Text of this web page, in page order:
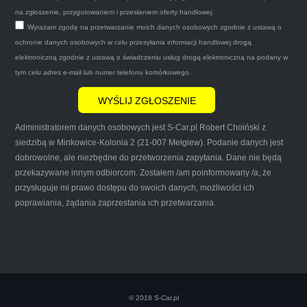
zapakował auto wypisał dokumenty i wypłacił
gotówkę.Zdecydowanie mogę polecić tą firmę
mnie do skorzystania z ich usług przekonało to
że są na FACEBOOKU i każdy tam może
wyrazić opinię na ich temat.
Iwona Górska
naprawde ludzki, nie zdziera, nie oszukuje.
na zgłoszenie, przygotowaniem i przesłaniem oferty handlowej.
Wyrażam zgodę na przetwarzanie moich danych osobowych zgodnie z ustawą o
ochronie danych osobowych w celu przesyłania informacji handlowej drogą
elektroniczną zgodnie z ustawą o świadczeniu usług drogą elektroniczną na podany w
tym celu adres e-mail lub numer telefonu komórkowego.
Administratorem danych osobowych jest S-Car.pl Robert Choiński z
siedzibą w Minkowice-Kolonia 2 (21-007 Mełgiew). Podanie danych jest
dobrowolne, ale niezbędne do przetworzenia zapytania. Dane nie będą
przekazywane innym odbiorcom. Zostałem /am poinformowany /a, że
przysługuje mi prawo dostępu do swoich danych, możliwości ich
poprawiania, żądania zaprzestania ich przetwarzania.
© 2018 S-Car.pl